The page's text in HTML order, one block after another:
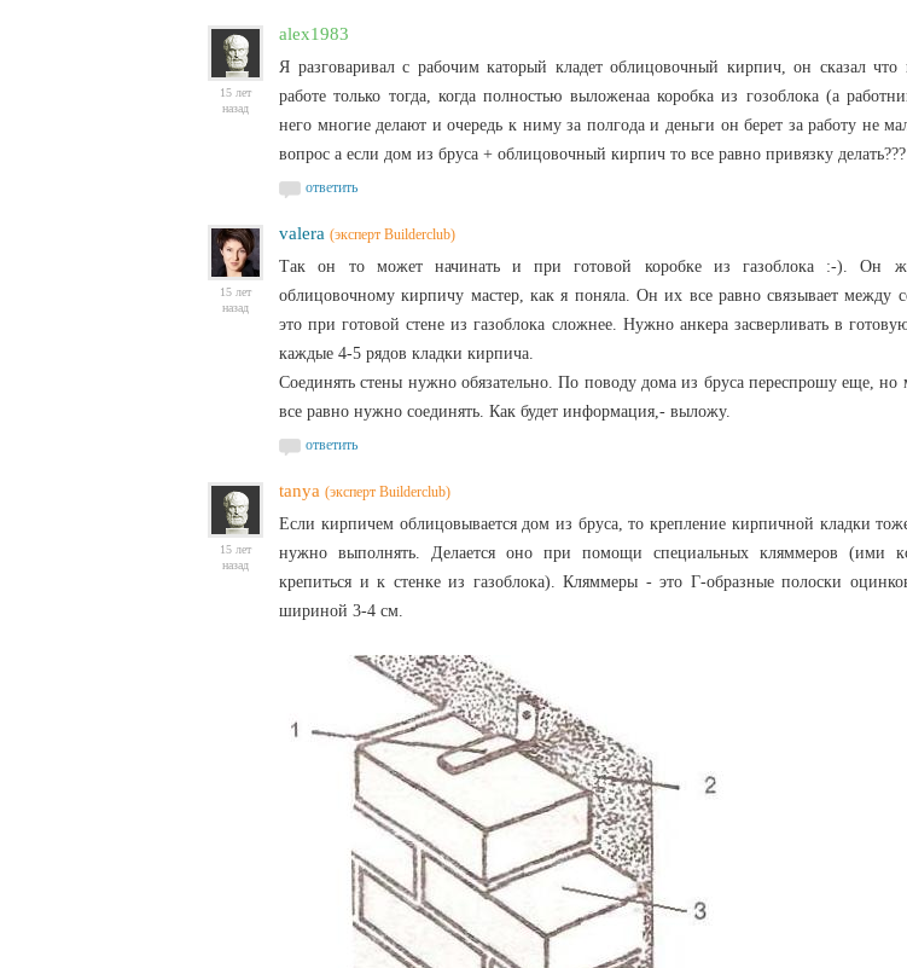
15 лет
назад
alex1983
Я разговаривал с рабочим каторый кладет облицовочный кирпич, он сказал что
работе только тогда, когда полностью выложенаа коробка из гозоблока (а
него многие делают и очередь к ниму за полгода и деньги он берет за работу не
вопрос а если дом из бруса + облицовочный кирпич то все равно привязку делать???
ответить
15 лет
назад
valera (эксперт Builderclub)
Так он то может начинать и при готовой коробке из газоблока :-). Он
облицовочному кирпичу мастер, как я поняла. Он их все равно связывает между
это при готовой стене из газоблока сложнее. Нужно анкера засверливать в
каждые 4-5 рядов кладки кирпича.
Соединять стены нужно обязательно. По поводу дома из бруса переспрошу еще, но
все равно нужно соединять. Как будет информация,- выложу.
ответить
15 лет
назад
tanya (эксперт Builderclub)
Если кирпичем облицовывается дом из бруса, то крепление кирпичной кладки
нужно выполнять. Делается оно при помощи специальных кляммеров (ими
крепиться и к стенке из газоблока). Кляммеры - это Г-образные полоски
шириной 3-4 см.